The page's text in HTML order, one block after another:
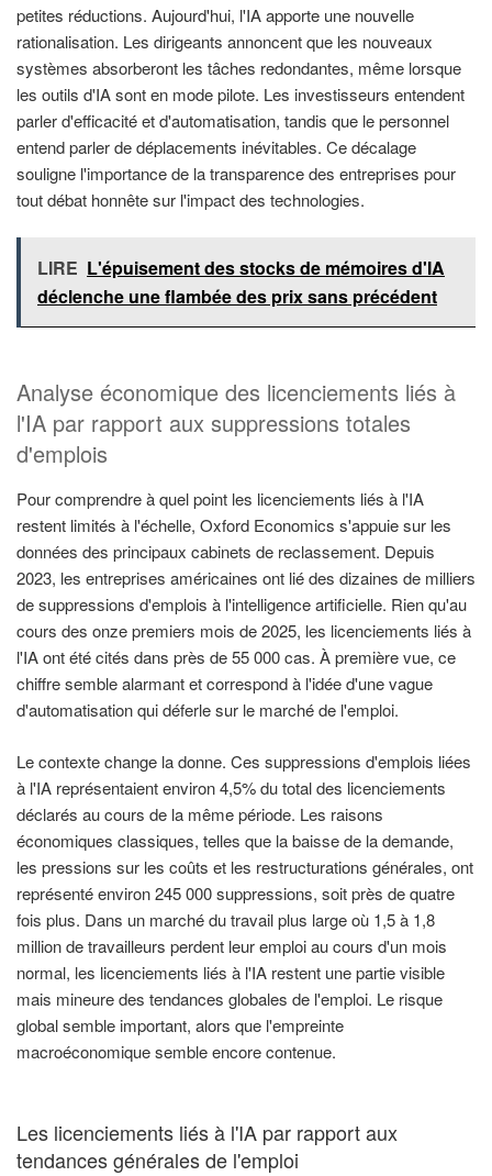
petites réductions. Aujourd'hui, l'IA apporte une nouvelle
rationalisation. Les dirigeants annoncent que les nouveaux
systèmes absorberont les tâches redondantes, même lorsque
les outils d'IA sont en mode pilote. Les investisseurs entendent
parler d'efficacité et d'automatisation, tandis que le personnel
entend parler de déplacements inévitables. Ce décalage
souligne l'importance de la transparence des entreprises pour
tout débat honnête sur l'impact des technologies.
LIRE L'épuisement des stocks de mémoires d'IA
déclenche une flambée des prix sans précédent
Analyse économique des licenciements liés à
l'IA par rapport aux suppressions totales
d'emplois
Pour comprendre à quel point les licenciements liés à l'IA
restent limités à l'échelle, Oxford Economics s'appuie sur les
données des principaux cabinets de reclassement. Depuis
2023, les entreprises américaines ont lié des dizaines de milliers
de suppressions d'emplois à l'intelligence artificielle. Rien qu'au
cours des onze premiers mois de 2025, les licenciements liés à
l'IA ont été cités dans près de 55 000 cas. À première vue, ce
chiffre semble alarmant et correspond à l'idée d'une vague
d'automatisation qui déferle sur le marché de l'emploi.
Le contexte change la donne. Ces suppressions d'emplois liées
à l'IA représentaient environ 4,5% du total des licenciements
déclarés au cours de la même période. Les raisons
économiques classiques, telles que la baisse de la demande,
les pressions sur les coûts et les restructurations générales, ont
représenté environ 245 000 suppressions, soit près de quatre
fois plus. Dans un marché du travail plus large où 1,5 à 1,8
million de travailleurs perdent leur emploi au cours d'un mois
normal, les licenciements liés à l'IA restent une partie visible
mais mineure des tendances globales de l'emploi. Le risque
global semble important, alors que l'empreinte
macroéconomique semble encore contenue.
Les licenciements liés à l'IA par rapport aux
tendances générales de l'emploi